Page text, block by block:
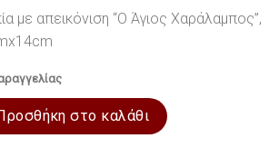
με απεικόνιση “Ο Άγιος Χαράλαμπος”,
Ο Άγιος Χαράλαμπος 10x14cm
στο καλάθι